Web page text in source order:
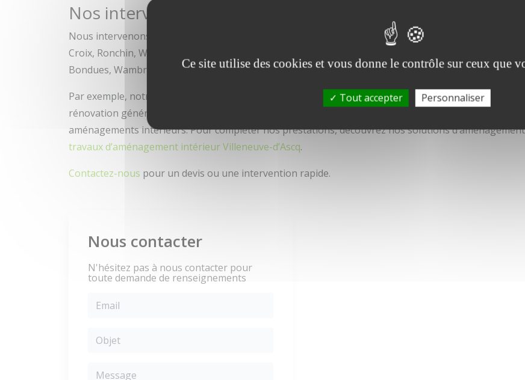
Nos interventions près de Villeneuve-d’Ascq et sa
Nous intervenons dans tout le secteur de la
, notamment à Villeneuve-d’Ascq
Croix, Ronchin, Wasquehal et Hem. Nos services de
s’adaptent
Bondues, Wambrechies, Halluin et Mons-en-Barœul.
Par exemple, notre équipe est reconnue pour son expertise enpose de revêtement sols et murs à
rénovation générale dans cette zone. Nous intervenons aussi dans les domaines de la
aménagements intérieurs. Pour compléter nos prestations, découvrez nos solutions
travaux d’aménagement intérieur Villeneuve-d’Ascq.
Contactez-nous pour un devis ou une intervention rapide.
Nous contacter
N'hésitez pas à nous contacter pour
toute demande de renseignements
Ce site utilise des cookies et vous donne le contrôle sur ceux que
Tout accepter Personnaliser